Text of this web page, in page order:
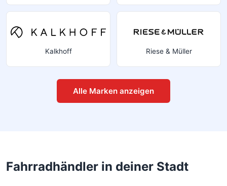
Kalkhoff Riese & Müller
Alle Marken anzeigen
Fahrradhändler in deiner Stadt